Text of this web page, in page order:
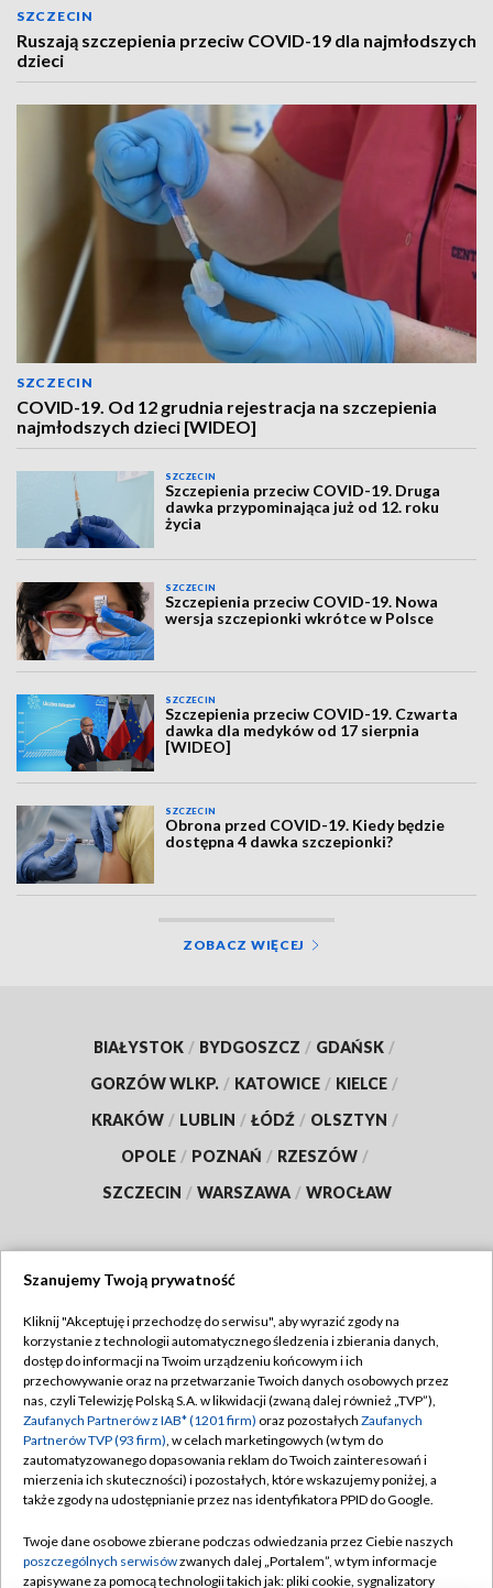
SZCZECIN
Ruszają szczepienia przeciw COVID-19 dla najmłodszych
dzieci
SZCZECIN
COVID-19. Od 12 grudnia rejestracja na szczepienia
najmłodszych dzieci [WIDEO]
SZCZECIN
Szczepienia przeciw COVID-19. Druga
dawka przypominająca już od 12. roku
życia
SZCZECIN
Szczepienia przeciw COVID-19. Nowa
wersja szczepionki wkrótce w Polsce
SZCZECIN
Szczepienia przeciw COVID-19. Czwarta
dawka dla medyków od 17 sierpnia
[WIDEO]
SZCZECIN
Obrona przed COVID-19. Kiedy będzie
dostępna 4 dawka szczepionki?
ZOBACZ WIĘCEJ
BIAŁYSTOK / BYDGOSZCZ / GDAŃSK /
GORZÓW WLKP. / KATOWICE / KIELCE /
KRAKÓW / LUBLIN / ŁÓDŹ / OLSZTYN /
OPOLE / POZNAŃ / RZESZÓW /
SZCZECIN / WARSZAWA / WROCŁAW
TVP
Abonament TVP
Emisja w TVP
Centrum informacji TVP
Naziemna Telewizja Cyfrowa
Rada Programowa
Regulamin TVP
Polityka prywatności
Moje zgody
Pomoc
Kontakt
Szanujemy Twoją prywatność
Kliknij "Akceptuję i przechodzę do serwisu", aby wyrazić zgody na
korzystanie z technologii automatycznego śledzenia i zbierania danych,
dostęp do informacji na Twoim urządzeniu końcowym i ich
przechowywanie oraz na przetwarzanie Twoich danych osobowych przez
nas, czyli Telewizję Polską S.A. w likwidacji (zwaną dalej również „TVP”),
Zaufanych Partnerów z IAB* (1201 firm) oraz pozostałych Zaufanych
Partnerów TVP (93 firm), w celach marketingowych (w tym do
zautomatyzowanego dopasowania reklam do Twoich zainteresowań i
mierzenia ich skuteczności) i pozostałych, które wskazujemy poniżej, a
także zgody na udostępnianie przez nas identyfikatora PPID do Google.
Twoje dane osobowe zbierane podczas odwiedzania przez Ciebie naszych
poszczególnych serwisówzwanych dalej „Portalem”, w tym informacje
zapisywane za pomocą technologii takich jak: pliki cookie, sygnalizatory